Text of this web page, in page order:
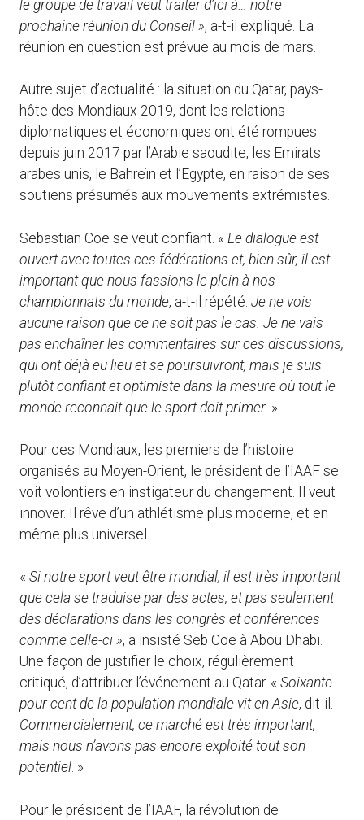
le groupe de travail veut traiter d’ici à… notre
prochaine réunion du Conseil », a-t-il expliqué. La
réunion en question est prévue au mois de mars.
Autre sujet d’actualité : la situation du Qatar, pays-
hôte des Mondiaux 2019, dont les relations
diplomatiques et économiques ont été rompues
depuis juin 2017 par l’Arabie saoudite, les Emirats
arabes unis, le Bahreïn et l’Egypte, en raison de ses
soutiens présumés aux mouvements extrémistes.
Sebastian Coe se veut confiant. « Le dialogue est
ouvert avec toutes ces fédérations et, bien sûr, il est
important que nous fassions le plein à nos
championnats du monde, a-t-il répété. Je ne vois
aucune raison que ce ne soit pas le cas. Je ne vais
pas enchaîner les commentaires sur ces discussions,
qui ont déjà eu lieu et se poursuivront, mais je suis
plutôt confiant et optimiste dans la mesure où tout le
monde reconnait que le sport doit primer. »
Pour ces Mondiaux, les premiers de l’histoire
organisés au Moyen-Orient, le président de l’IAAF se
voit volontiers en instigateur du changement. Il veut
innover. Il rêve d’un athlétisme plus moderne, et en
même plus universel.
« Si notre sport veut être mondial, il est très important
que cela se traduise par des actes, et pas seulement
des déclarations dans les congrès et conférences
comme celle-ci », a insisté Seb Coe à Abou Dhabi.
Une façon de justifier le choix, régulièrement
critiqué, d’attribuer l’événement au Qatar. « Soixante
pour cent de la population mondiale vit en Asie, dit-il.
Commercialement, ce marché est très important,
mais nous n’avons pas encore exploité tout son
potentiel. »
Pour le président de l’IAAF, la révolution de